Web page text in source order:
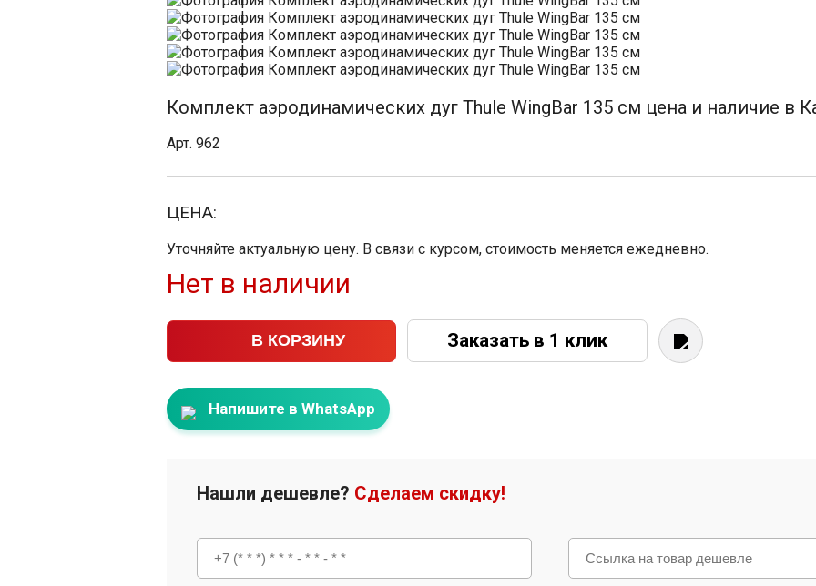
Комплект аэродинамических дуг Thule WingBar 135 см цена и наличие в
Арт. 962
ЦЕНА:
Уточняйте актуальную цену. В связи с курсом, стоимость меняется ежедневно.
Нет в наличии
В КОРЗИНУ Заказать в 1 клик
Напишите в WhatsApp
Нашли дешевле? Сделаем скидку!